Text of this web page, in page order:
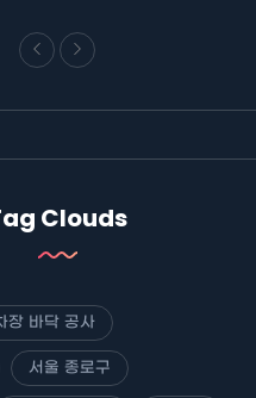
Clouds
장 바닥 공사
서울 종로구